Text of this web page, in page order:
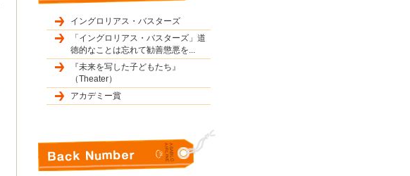
イングロリアス・バスターズ
「イングロリアス・バスターズ」道
徳的なことは忘れて勧善懲悪を...
『未来を写した子どもたち』
（Theater）
アカデミー賞